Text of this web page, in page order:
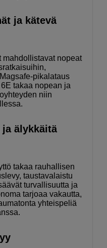
ja kätevä
mahdollistavat nopeat
pikalataus
takaa nopean ja
niin
älykkäitä
takaa rauhallisen
taustavalaistu
turvallisuutta ja
tarjoaa vakautta,
yhteispeliä